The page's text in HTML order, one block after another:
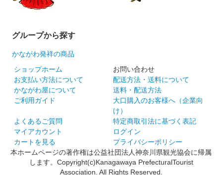
グループから探す
かながわ発祥の商品
ショップホーム
お問い合わせ
お支払い方法について
配送方法・送料について
かながわ屋について
送料・配送方法
ご利用ガイド
大口購入のお客様へ（企業向
け）
よくあるご質問
特定商取引法に基づく表記
マイアカウント
ログイン
カートを見る
プライバシーポリシー
本ホームページの著作権は公益社団法人神奈川県観光協会に帰属
します。Copyright(c)Kanagawaya PrefecturalTourist
Association. All Rights Reserved.